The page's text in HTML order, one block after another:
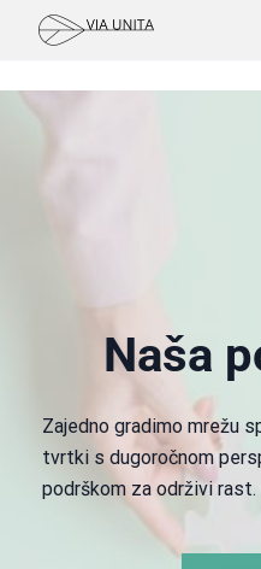
Naša
Zajedno gradimo mrežu
tvrtki s dugoročnom
podrškom za održivi rast.